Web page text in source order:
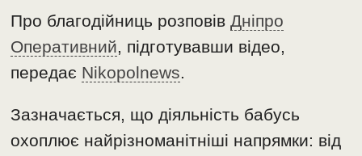
Про благодійниць розповівДніпро
Оперативний, підготувавши відео,
передає Nikopolnews.
Зазначається, що діяльність бабусь
охоплює найрізноманітніші напрямки: від